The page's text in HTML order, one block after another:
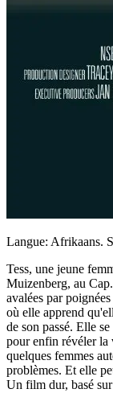
Langue: Afrikaans.
Tess, une jeune
Muizenberg, au
avalées par
où elle apprend
de son passé. Elle
pour enfin révéler la
quelques femmes
problèmes. Et elle
Un film dur, basé